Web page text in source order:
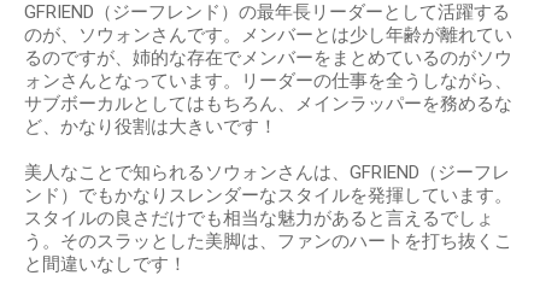
GFRIEND（ジーフレンド）の最年長リーダーとして活躍する
のが、ソウォンさんです。メンバーとは少し年齢が離れてい
るのですが、姉的な存在でメンバーをまとめているのがソウ
ォンさんとなっています。リーダーの仕事を全うしながら、
サブボーカルとしてはもちろん、メインラッパーを務めるな
ど、かなり役割は大きいです！
美人なことで知られるソウォンさんは、GFRIEND（ジーフレ
ンド）でもかなりスレンダーなスタイルを発揮しています。
スタイルの良さだけでも相当な魅力があると言えるでしょ
う。そのスラッとした美脚は、ファンのハートを打ち抜くこ
と間違いなしです！